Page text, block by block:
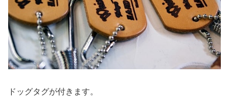
ドッグタグが付きます。